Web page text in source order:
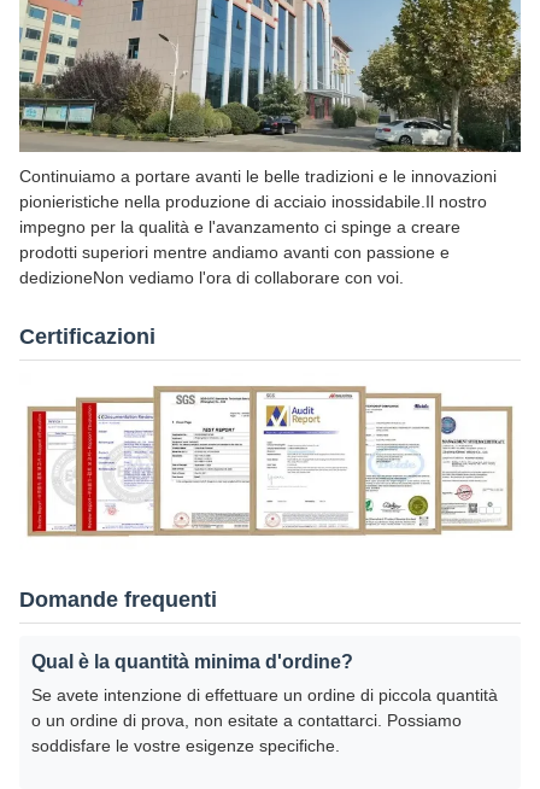
Continuiamo a portare avanti le belle tradizioni e le innovazioni
pionieristiche nella produzione di acciaio inossidabile.Il nostro
impegno per la qualità e l'avanzamento ci spinge a creare
prodotti superiori mentre andiamo avanti con passione e
dedizioneNon vediamo l'ora di collaborare con voi.
Certificazioni
Domande frequenti
Qual è la quantità minima d'ordine?
Se avete intenzione di effettuare un ordine di piccola quantità
o un ordine di prova, non esitate a contattarci. Possiamo
soddisfare le vostre esigenze specifiche.